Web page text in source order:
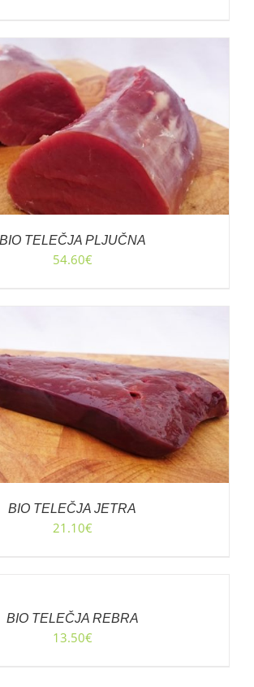
BIO TELEČJA PLJUČNA
54.60€
BIO TELEČJA JETRA
21.10€
BIO TELEČJA REBRA
13.50€